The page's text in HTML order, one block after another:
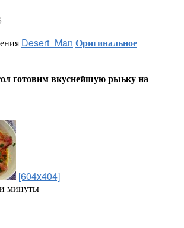
Desert_Man Оригинальное
готовим вкуснейшую рыьку на
[604x404]
минуты